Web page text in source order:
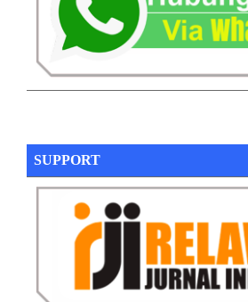
SUPPORT